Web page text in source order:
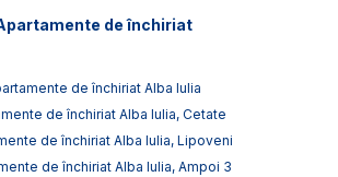
de închiriat
de închiriat Alba Iulia
de închiriat Alba Iulia, Cetate
de închiriat Alba Iulia, Lipoveni
de închiriat Alba Iulia, Ampoi 3